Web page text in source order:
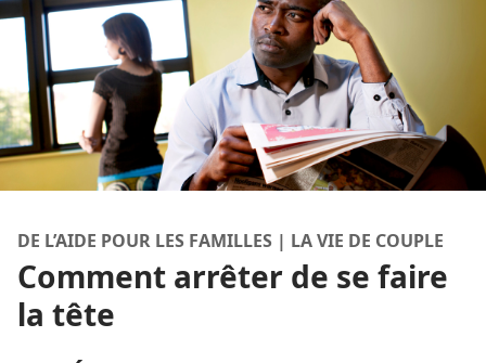
DE L’AIDE POUR LES FAMILLES | LA VIE DE COUPLE
Comment arrêter de se faire
la tête